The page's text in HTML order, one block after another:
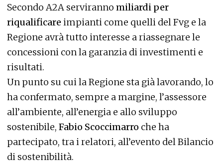
Secondo A2A serviranno miliardi per
riqualificare impianti come quelli del Fvg e la
Regione avrà tutto interesse a riassegnare le
concessioni con la garanzia di investimenti e
risultati.
Un punto su cui la Regione sta già lavorando, lo
ha confermato, sempre a margine, l’assessore
all’ambiente, all’energia e allo sviluppo
sostenibile, Fabio Scoccimarro che ha
partecipato, tra i relatori, all’evento del Bilancio
di sostenibilità.